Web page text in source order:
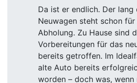
Da ist er endlich. Der lang
Neuwagen steht schon
Abholung. Zu Hause sind
Vorbereitungen für das
bereits getroffen. Im
alte Auto bereits
worden – doch was, wenn